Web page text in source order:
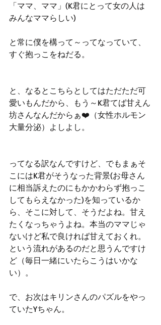
「ママ、ママ」(K君にとって女の人は
みんなママらしい)
と常に僕を構って～ってなっていて、
すぐ抱っこをねだる。
と、なるとこちらとしてはただただ可
愛いもんだから、もう～K君てば甘えん
坊さんなんだからぁ❤️（女性ホルモン
大量分泌）よしよし。
ってなる訳なんですけど、でもまぁそ
こにはK君がそうなった背景(お母さん
に相当訴えたのにもかかわらず抱っこ
してもらえなかった)を知っているか
ら、そこに対して、そうだよね。甘え
たくなっちゃうよね。本当のママじゃ
ないけど私で良ければ甘えておくれ。
という流れがあるのだと思うんですけ
ど（毎日一緒にいたらこうはいかな
い）。
で、お次はキリンさんのパズルをやっ
ていたYちゃん。